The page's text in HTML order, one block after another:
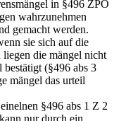
in §496 ZPO
wahrzunehmen
gemacht werden.
sie sich auf die
die mängel nicht
(§496 abs 3
mängel das urteil
§496 abs 1 Z 2
nur durch ein